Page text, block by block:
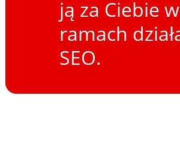
ją za Ciebie w
ramach
SEO.